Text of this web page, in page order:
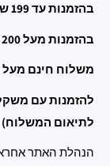
בהזמנות עד 199 ש"ח- 70 ש"ח.
בהזמנות מעל 200 ש"ח- 35 שקלים.
משלוח חינם מעל 700 שקל.
להזמנות עם
לתיאום המשלוח)
הנהלת האתר